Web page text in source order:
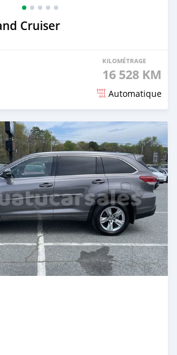
Cruiser
KILOMÉTRAGE
16 528 KM
Automatique